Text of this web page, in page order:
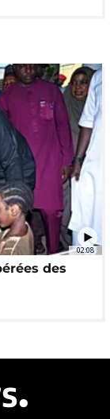
02:08
des